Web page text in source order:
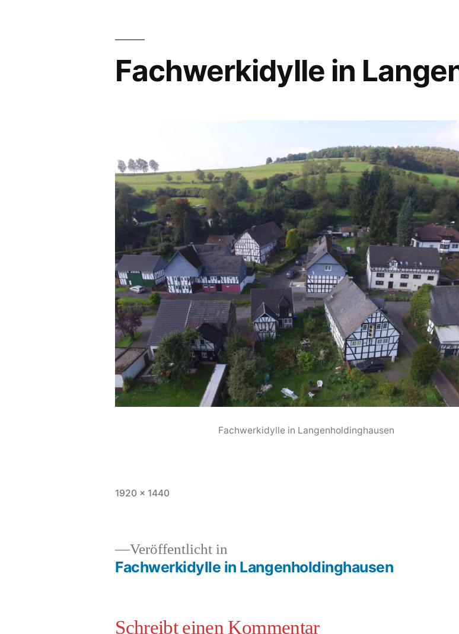
Fachwerkidylle in
Fachwerkidylle in Langenholdinghausen
1920 × 1440
Veröffentlicht in
Fachwerkidylle in Langenholdinghausen